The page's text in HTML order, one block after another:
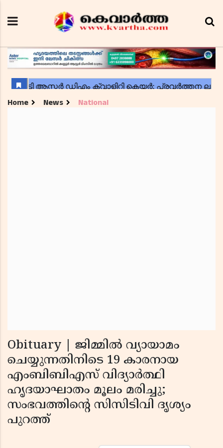
Home News National
Obituary | ജിമ്മില്‍ വ്യായാമം
ചെയ്യുന്നതിനിടെ 19 കാരനായ
എംബിബിഎസ് വിദ്യാര്‍ത്ഥി
ഹൃദയാഘാതം മൂലം മരിച്ചു;
സംഭവത്തിന്റെ സിസിടിവി ദൃശ്യം
പുറത്ത്